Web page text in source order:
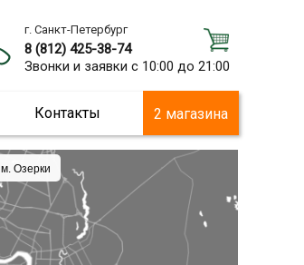
г. Санкт-Петербург
8 (812) 425-38-74
Звонки и заявки с 10:00 до 21:00
Контакты 2 магазина
м. Озерки